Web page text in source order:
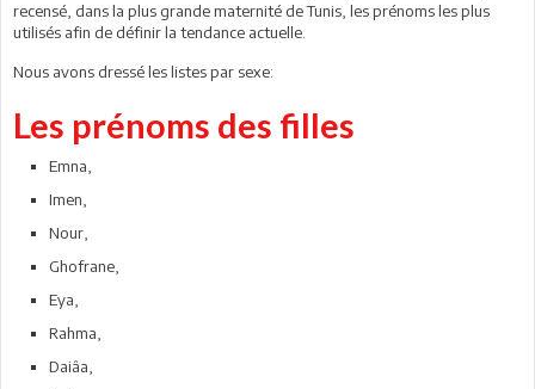
recensé, dans la plus grande maternité de Tunis, les prénoms les plus
utilisés afin de définir la tendance actuelle.
Nous avons dressé les listes par sexe:
Les prénoms des filles
Emna,
Imen,
Nour,
Ghofrane,
Eya,
Rahma,
Daiâa,